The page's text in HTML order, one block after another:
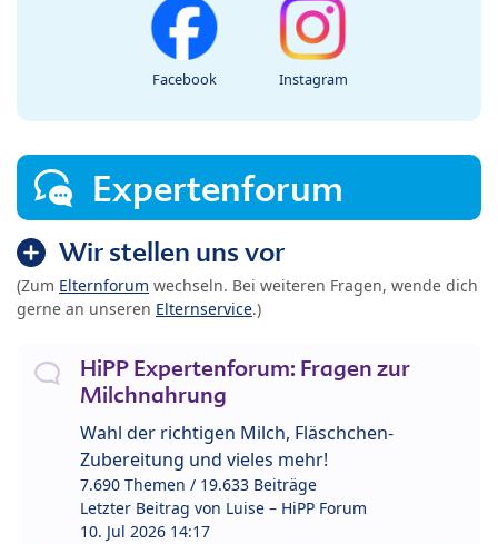
Facebook Instagram
Expertenforum
Wir stellen uns vor
(Zum Elternforum wechseln. Bei weiteren Fragen, wende dich
gerne an unseren Elternservice.)
HiPP Expertenforum: Fragen zur
Milchnahrung
Wahl der richtigen Milch, Fläschchen-
Zubereitung und vieles mehr!
7.690 Themen / 19.633 Beiträge
Letzter Beitrag von Luise – HiPP Forum
10. Jul 2026 14:17